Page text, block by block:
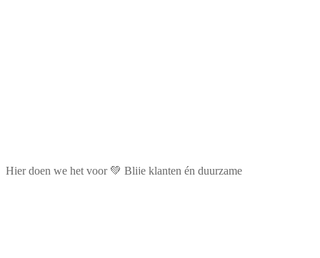
Hier doen we het voor 💚 Blije klanten én duurzame